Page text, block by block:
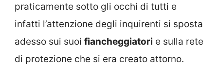
praticamente sotto gli occhi di tutti e
infatti l’attenzione degli inquirenti si sposta
adesso sui suoi fiancheggiatori e sulla rete
di protezione che si era creato attorno.